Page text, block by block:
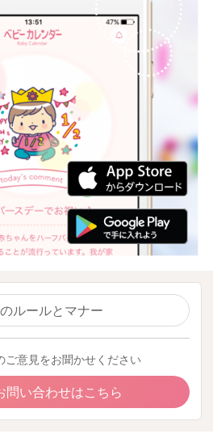
ルールとマナー
ご意見をお聞かせください
問い合わせはこちら